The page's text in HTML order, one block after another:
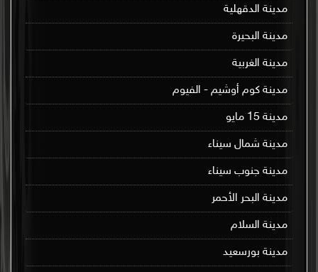
مدينة الدقهلية
مدينة البحيرة
مدينة الغربية
مدينة كوم أوشيم - الفيوم
مدينة 15 مايو
مدينة شمال سيناء
مدينة جنوب سيناء
مدينة البحر الأحمر
مدينة السلام
مدينة بورسعيد